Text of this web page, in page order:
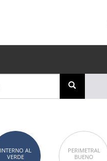
INTERNO AL
VERDE
PERIMETRAL
BUENO